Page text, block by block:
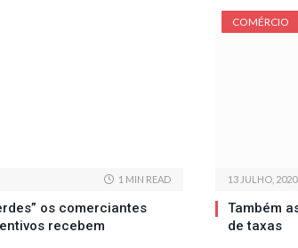
1 MIN READ
os comerciantes
recebem
COMÉRCIO
13 JULHO, 2020
Também
de taxas